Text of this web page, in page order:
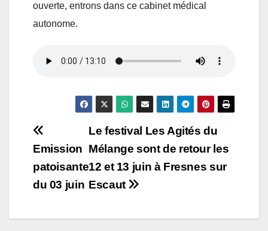
ouverte, entrons dans ce cabinet médical
autonome.
Navigation
de
l’article
Le festival Les Agités du
Mélange sont de retour les
12 et 13 juin à Fresnes sur
Escaut
Emission
patoisante
du 03 juin